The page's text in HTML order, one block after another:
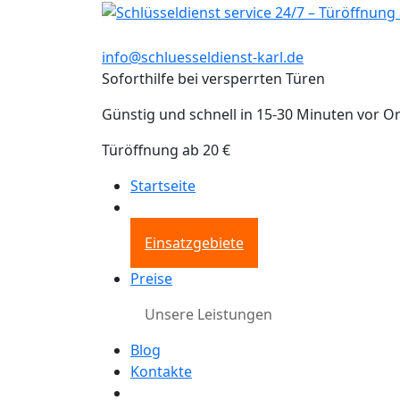
info@schluesseldienst-karl.de
Soforthilfe bei versperrten Türen
Günstig und schnell in 15-30 Minuten vor
Türöffnung ab 20 €
Startseite
Einsatzgebiete
Preise
Unsere Leistungen
Blog
Kontakte